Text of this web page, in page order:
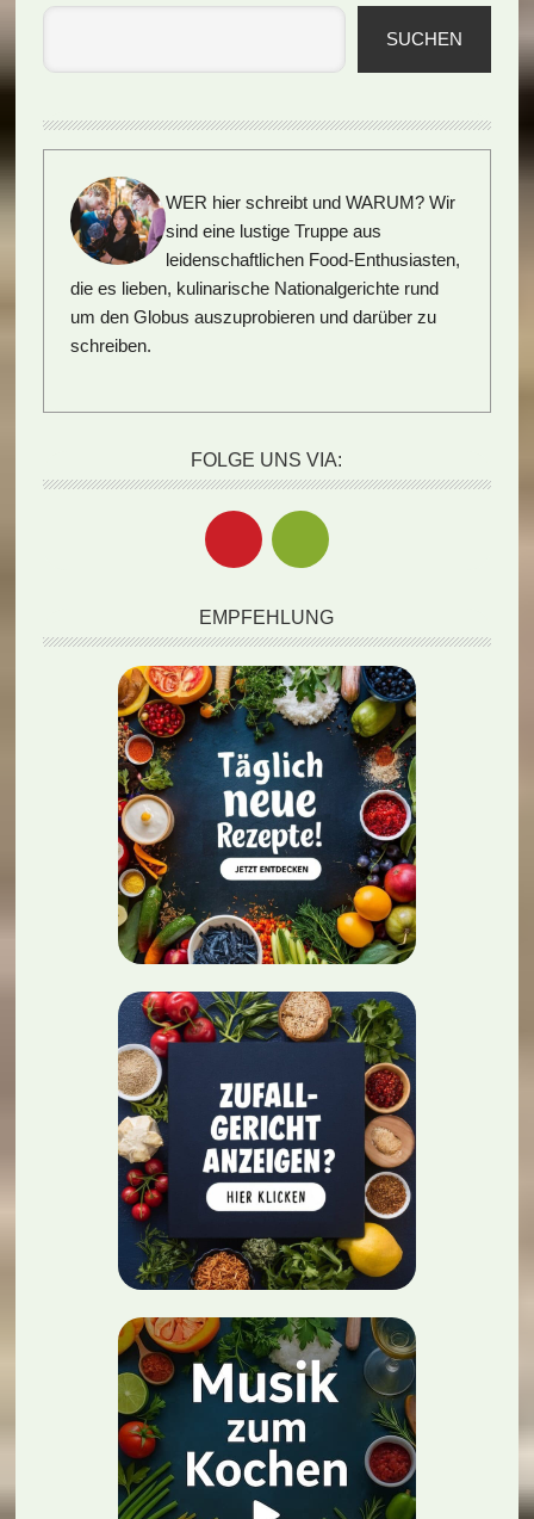
SUCHEN
WER hier schreibt und WARUM? Wir
sind eine lustige Truppe aus
leidenschaftlichen Food-Enthusiasten,
die es lieben, kulinarische Nationalgerichte rund
um den Globus auszuprobieren und darüber zu
schreiben.
FOLGE UNS VIA:
EMPFEHLUNG